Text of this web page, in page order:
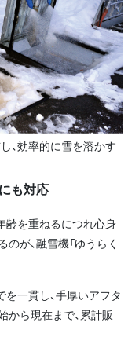
、効率的に雪を溶かす
も対応
齢を重ねるにつれ心身
が、融雪機「ゆうらく
を一貫し、手厚いアフタ
から現在まで、累計販